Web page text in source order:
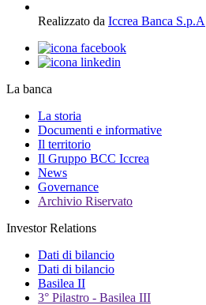
Realizzato da Iccrea Banca S.p.A
La banca
La storia
Documenti e informative
Il territorio
Il Gruppo BCC Iccrea
News
Governance
Archivio Riservato
Investor Relations
Dati di bilancio
Dati di bilancio
Basilea II
3° Pilastro - Basilea III